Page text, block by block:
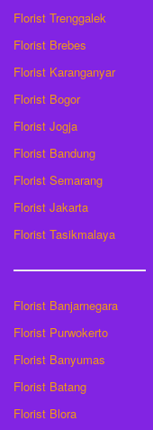
Florist Trenggalek
Florist Brebes
Florist Karanganyar
Florist Bogor
Florist Jogja
Florist Bandung
Florist Semarang
Florist Jakarta
Florist Tasikmalaya
Florist Banjarnegara
Florist Purwokerto
Florist Banyumas
Florist Batang
Florist Blora